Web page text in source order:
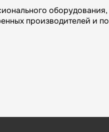
производителей и